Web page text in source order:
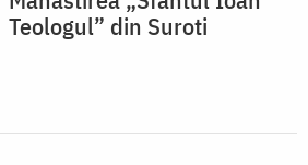
Teologul” din Suroti